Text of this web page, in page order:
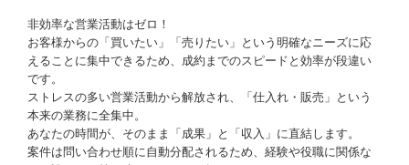
非効率な営業活動はゼロ！
お客様からの「買いたい」「売りたい」という明確なニーズに応
えることに集中できるため、成約までのスピードと効率が段違い
です。
ストレスの多い営業活動から解放され、「仕入れ・販売」という
本来の業務に全集中。
あなたの時間が、そのまま「成果」と「収入」に直結します。
案件は問い合わせ順に自動分配されるため、経験や役職に関係な